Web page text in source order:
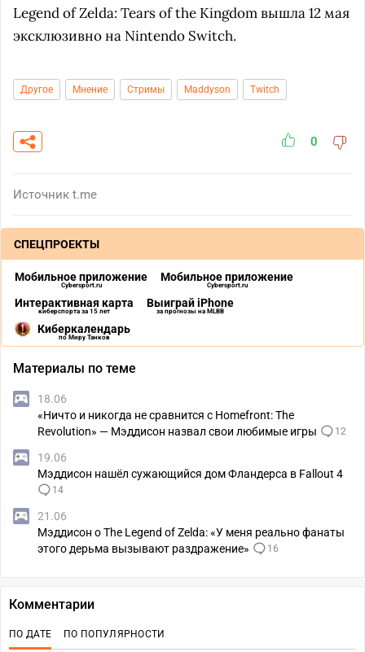
Legend of Zelda: Tears of the Kingdom вышла 12 мая
эксклюзивно на Nintendo Switch.
Другое Мнение Стримы Maddyson Twitch
0
Источник t.me
СПЕЦПРОЕКТЫ
Мобильное приложение
Cybersport.ru
Мобильное приложение
Cybersport.ru
Интерактивная карта
киберспорта за 15 лет
Выиграй iPhone
за прогнозы на MLBB
Киберкалендарь
по Миру Танков
Материалы по теме
18.06
«Ничто и никогда не сравнится с Homefront: The
Revolution» — Мэддисон назвал свои любимые игры
12
19.06
Мэддисон нашёл сужающийся дом Фландерса в Fallout 4
14
21.06
Мэддисон о The Legend of Zelda: «У меня реально фанаты
этого дерьма вызывают раздражение»
16
Комментарии
ПО ДАТЕ ПО ПОПУЛЯРНОСТИ